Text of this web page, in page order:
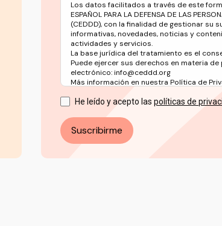
Los datos facilitados a través de este
ESPAÑOL PARA LA DEFENSA DE LAS
(CEDDD), con la finalidad de gestionar su
informativas, novedades, noticias y
actividades y servicios.
La base jurídica del tratamiento es el
Puede ejercer sus derechos en materia
electrónico: info@ceddd.org
Más información en nuestra Política de
He leído y acepto las políticas de
Suscribirme